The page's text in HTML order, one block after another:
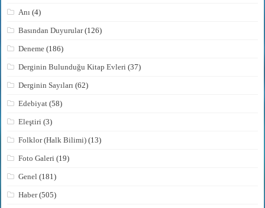
Anı (4)
Basından Duyurular(126)
Deneme (186)
Derginin Bulunduğu Kitap Evleri (37)
Derginin Sayıları (62)
Edebiyat (58)
Eleştiri (3)
Folklor (Halk Bilimi) (13)
Foto Galeri (19)
Genel (181)
Haber(505)